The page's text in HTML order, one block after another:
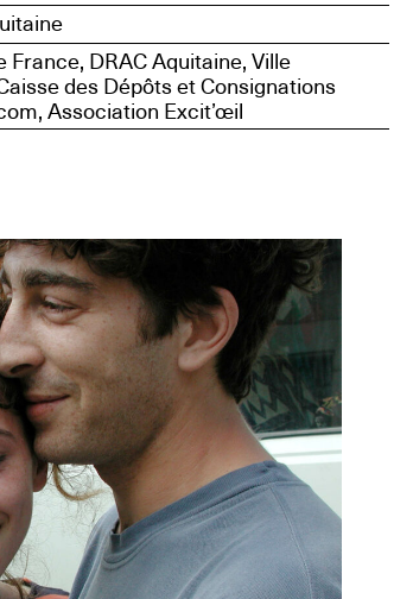
France, DRAC Aquitaine, Ville
des Dépôts et Consignations
Association Excit’œil